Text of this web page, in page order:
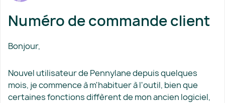
Numéro de commande client
Bonjour,
Nouvel utilisateur de Pennylane depuis quelques
mois, je commence à m'habituer à l'outil, bien que
certaines fonctions diffèrent de mon ancien logiciel,